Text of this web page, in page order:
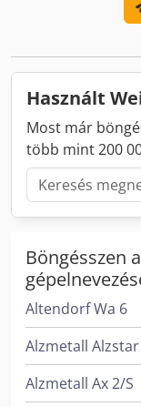
Cjdpfob N Erbox
Használt
Most már
több mint 200
Böngésszen
Altendorf Wa 6
Alzmetall Alzstar
Alzmetall Ax 2/S